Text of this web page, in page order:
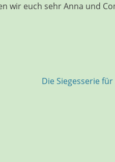
wir euch sehr Anna und
NächsterDie Siegesserie